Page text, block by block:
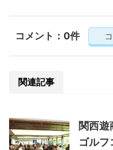
コメント：0件
関連記事
関西
ゴルフ